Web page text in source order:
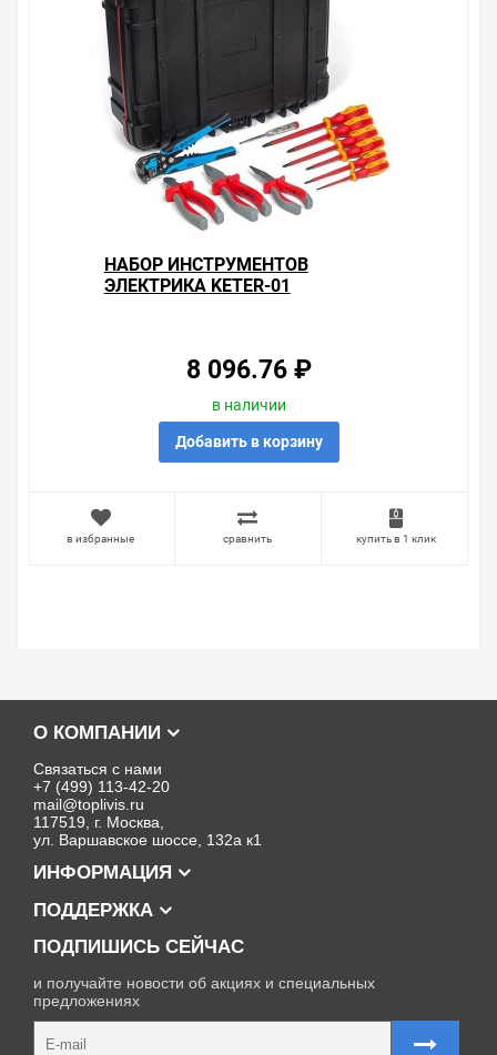
НАБОР ИНСТРУМЕНТОВ
ЭЛЕКТРИКА KETER-01
8 096.76 ₽
в наличии
Добавить в корзину
в избранные сравнить купить в 1 клик
О КОМПАНИИ
Связаться с нами
+7 (499) 113-42-20
mail@toplivis.ru
117519, г. Москва,
ул. Варшавское шоссе, 132а к1
ИНФОРМАЦИЯ
ПОДДЕРЖКА
ПОДПИШИСЬ СЕЙЧАС
и получайте новости об акциях и специальных
предложениях